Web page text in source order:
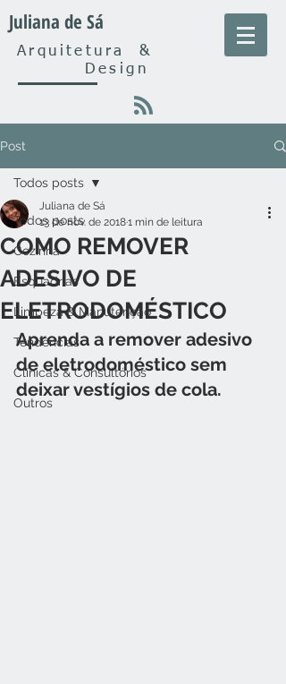
Arquitetura&
Design
Juliana de Sá
Post
Todos posts
Cozinha
Esquadrias
Limpeza & Manutenção
Tendências
Clínicas & Consultórios
Outros
Todos posts
COMO REMOVER
ADESIVO DE
ELETRODOMÉSTICO
Juliana de Sá
13 de nov. de 20181 min de leitura
Aprenda a remover adesivo
de eletrodoméstico sem
deixar vestígios de cola.